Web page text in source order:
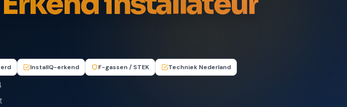
InstallQ-erkend F-gassen / STEK Techniek Nederland